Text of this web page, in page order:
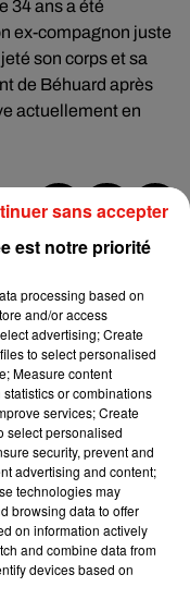
34 ans a été
ex-compagnon juste
son corps et sa
de Béhuard après
actuellement en
à la vie de chatelain
clip
le remix de « Love
Minogue
est notre priorité
processing based on
and/or access
advertising; Create
to select personalised
Measure content
or combinations
services; Create
select personalised
security, prevent and
advertising and content;
technologies may
browsing data to offer
on information actively
and combine data from
devices based on
sans accepter